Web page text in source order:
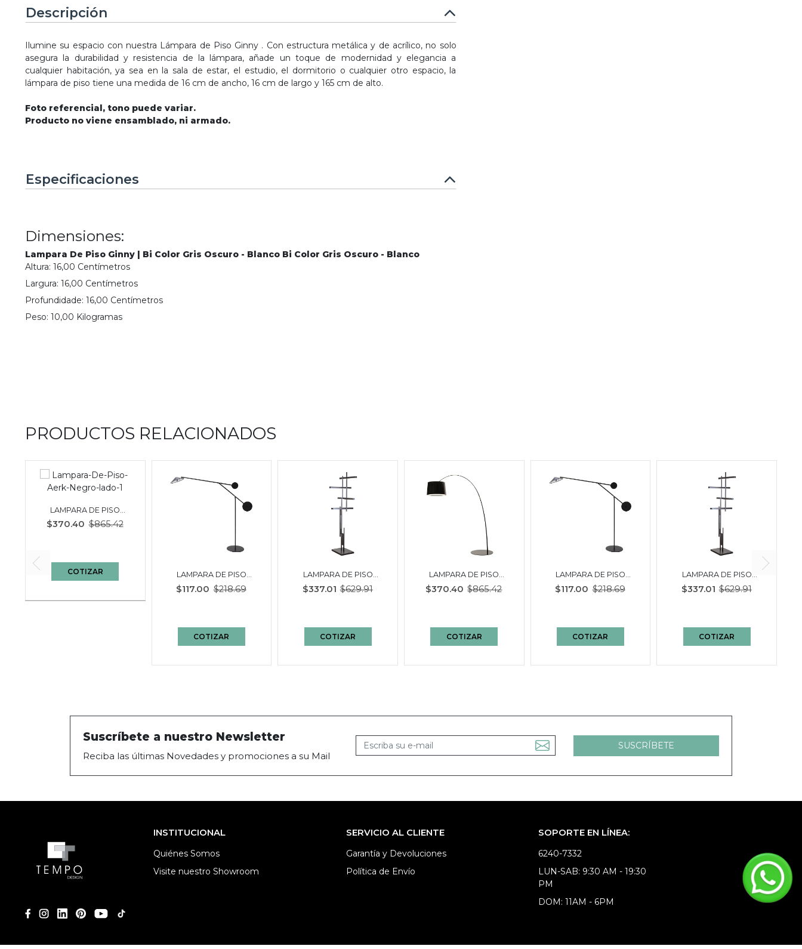
Descripción
Ilumine su espacio con nuestra Lámpara de Piso Ginny . Con estructura metálica y de acrílico, no solo
asegura la durabilidad y resistencia de la lámpara, añade un toque de modernidad y elegancia a
cualquier habitación, ya sea en la sala de estar, el estudio, el dormitorio o cualquier otro espacio, la
lámpara de piso tiene una medida de 16 cm de ancho, 16 cm de largo y 165 cm de alto.
Foto referencial, tono puede variar.
Producto no viene ensamblado, ni armado.
Especificaciones
Dimensiones:
Lampara De Piso Ginny | Bi Color Gris Oscuro - Blanco Bi Color Gris Oscuro - Blanco
Altura: 16,00 Centímetros
Largura: 16,00 Centímetros
Profundidade: 16,00 Centímetros
Peso: 10,00 Kilogramas
PRODUCTOS RELACIONADOS
LAMPARA DE PISO
AERK | NEGRO
$370.40 $865.42
COTIZAR
LAMPARA DE PISO
JENNY | BI COLOR
NEGRO - BLANCO
$117.00 $218.69
COTIZAR
LAMPARA DE PISO
GINNY | BI COLOR GRIS
OSCURO - BLANCO
$337.01 $629.91
COTIZAR
LAMPARA DE PISO
AERK | NEGRO
$370.40 $865.42
COTIZAR
LAMPARA DE PISO
JENNY | BI COLOR
NEGRO - BLANCO
$117.00 $218.69
COTIZAR
LAMPARA DE PISO
GINNY | BI COLOR GRIS
OSCURO - BLANCO
$337.01 $629.91
COTIZAR
Suscríbete a nuestro Newsletter
Reciba las últimas Novedades y promociones a su Mail
INSTITUCIONAL
Quiénes Somos
Visite nuestro Showroom
SERVICIO AL CLIENTE
Garantía y Devoluciones
Política de Envío
SOPORTE EN LÍNEA:
6240-7332
LUN-SAB: 9:30 AM - 19:30
PM
DOM: 11AM - 6PM